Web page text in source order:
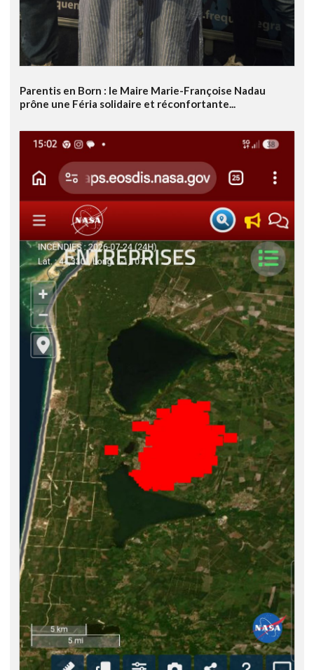
Parentis en Born : le Maire Marie-Françoise Nadau
prône une Féria solidaire et réconfortante...